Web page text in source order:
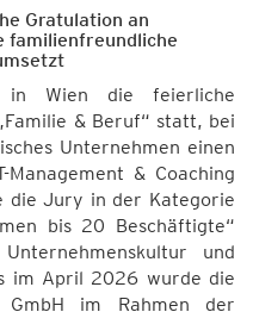
Gratulation an
familienfreundliche
in Wien die feierliche
& Beruf“ statt, bei
Unternehmen einen
& Coaching
die Jury in der Kategorie
bis 20 Beschäftigte“
und
im April 2026 wurde die
GmbH im Rahmen der